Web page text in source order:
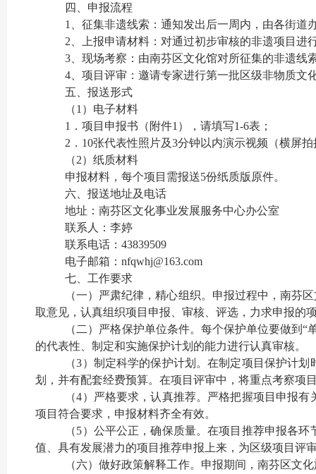
四、申报流程
1、征集非遗线索：通知发出后一周内，由各街
2、上报申请材料：对通过初步审核的非遗项目进
3、现场考察：由南芬区文化馆对所征集的非遗线
4、项目评审：邀请专家进行第一批区级非物质文
五、报送形式
（1）电子材料
1．项目申报书（附件1），请填写1-6表；
2．10张代表性照片及3分钟以内演示视频（横屏
（2）纸质材料
申报材料，每个项目需报送5份纸质版原件。
六、报送地址及电话
地址：南芬区文化事业发展服务中心办公室
联系人：李婷
联系电话：43839509
电子邮箱：nfqwhj@163.com
七、工作要求
（一）严肃纪律，精心组织。申报过程中，南芬
取意见，认真组织项目申报、审核、评选，力求申报的
（二）严格保护单位条件。每个保护单位要做到
的代表性、制定和实施保护计划的能力进行认真审核。
（3）制定科学的保护计划。在制定项目保护计
划，并有配套经费预算。在项目评审中，将重点考察项
（4）严格要求，认真推荐。严格把握项目申报
项目符合要求，申报材料齐全有效。
（5）公平公正，确保质量。在项目推荐申报各
值、具有发展潜力的项目推荐申报上来，为区级项目评
（六）做好政策解释工作。申报期间，南芬区文